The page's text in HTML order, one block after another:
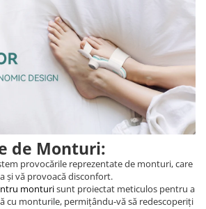
de Monturi:
provocările reprezentate de monturi, care
și vă provoacă disconfort.
monturisunt proiectat meticulos pentru a
cu monturile, permițându-vă să redescoperiți